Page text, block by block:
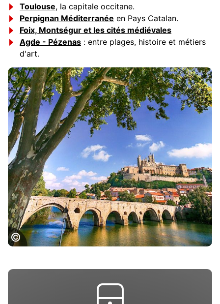
Toulouse, la capitale occitane.
Perpignan Méditerranée en Pays Catalan.
Foix, Montségur et les cités médiévales
Agde - Pézenas : entre plages, histoire et métiers
d'art.